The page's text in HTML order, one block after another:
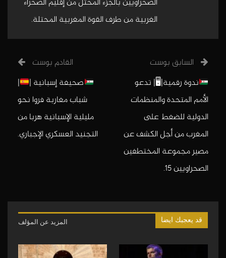
الغربية من طرف القوة المغربية المحتلة.
السابق بوست
ندوة رقمية|🖥| تدعو
الأمم المتحدة والمنظمات
الدولية للضغط على
المغرب من أجل الكشف عن
مصير مجموعة المختطفين
الصحراويين 15.
القادم بوست
صحيفة إسبانية |
|
شباب مغاربة فروا نحو
مليلية الإسبانية هربا من
التجنيد العسكري الإجباري.
قد يعجبك ايضا المزيد عن المؤلف